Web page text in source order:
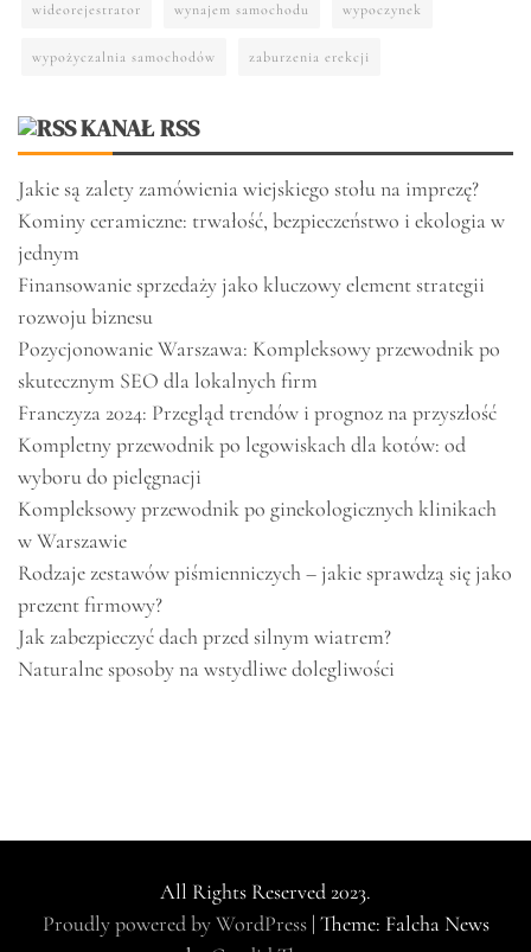
wideorejestrator wynajem samochodu wypoczynek
wypożyczalnia samochodów zaburzenia erekcji
KANAŁ RSS
Jakie są zalety zamówienia wiejskiego stołu na imprezę?
Kominy ceramiczne: trwałość, bezpieczeństwo i ekologia w
jednym
Finansowanie sprzedaży jako kluczowy element strategii
rozwoju biznesu
Pozycjonowanie Warszawa: Kompleksowy przewodnik po
skutecznym SEO dla lokalnych firm
Franczyza 2024: Przegląd trendów i prognoz na przyszłość
Kompletny przewodnik po legowiskach dla kotów: od
wyboru do pielęgnacji
Kompleksowy przewodnik po ginekologicznych klinikach
w Warszawie
Rodzaje zestawów piśmienniczych – jakie sprawdzą się jako
prezent firmowy?
Jak zabezpieczyć dach przed silnym wiatrem?
Naturalne sposoby na wstydliwe dolegliwości
All Rights Reserved 2023.
Proudly powered by WordPress | Theme: Falcha News